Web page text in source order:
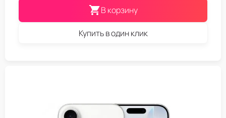
В корзину
Купить в один клик